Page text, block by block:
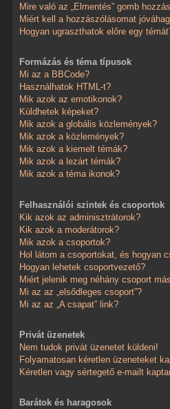
Mire való az „Elmentés” gomb
Miért kell a hozzászólásomat
Hogyan ugraszthatok előre egy
Formázás és téma típusok
Mi az a BBCode?
Használhatok HTML-t?
Mik azok az emotikonok?
Küldhetek képeket?
Mik azok a globális közlemények?
Mik azok a közlemények?
Mik azok a kiemelt témák?
Mik azok a lezárt témák?
Mik azok a téma ikonok?
Felhasználói szintek és csoportok
Kik azok az adminisztrátorok?
Kik azok a moderátorok?
Mik azok a csoportok?
Hol látom a csoportokat, és hogyan
Hogyan lehetek csoportvezető?
Miért jelenik meg néhány csoport
Mi az az „elsődleges csoport”?
Mi az az „A csapat” link?
Privát üzenetek
Nem tudok privát üzenetet küldeni!
Folyamatosan kéretlen üzeneteket
Kéretlen vagy sértegető e-mailt
Barátok és haragosok